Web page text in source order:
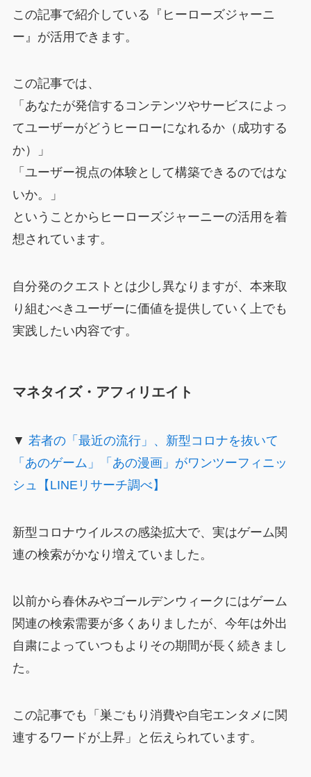
この記事で紹介している『ヒーローズジャーニ
ー』が活用できます。
この記事では、
「あなたが発信するコンテンツやサービスによっ
てユーザーがどうヒーローになれるか（成功する
か）」
「ユーザー視点の体験として構築できるのではな
いか。」
ということからヒーローズジャーニーの活用を着
想されています。
自分発のクエストとは少し異なりますが、本来取
り組むべきユーザーに価値を提供していく上でも
実践したい内容です。
マネタイズ・アフィリエイト
▼ 若者の「最近の流行」、新型コロナを抜いて
「あのゲーム」「あの漫画」がワンツーフィニッ
シュ【LINEリサーチ調べ】
新型コロナウイルスの感染拡大で、実はゲーム関
連の検索がかなり増えていました。
以前から春休みやゴールデンウィークにはゲーム
関連の検索需要が多くありましたが、今年は外出
自粛によっていつもよりその期間が長く続きまし
た。
この記事でも「巣ごもり消費や自宅エンタメに関
連するワードが上昇」と伝えられています。